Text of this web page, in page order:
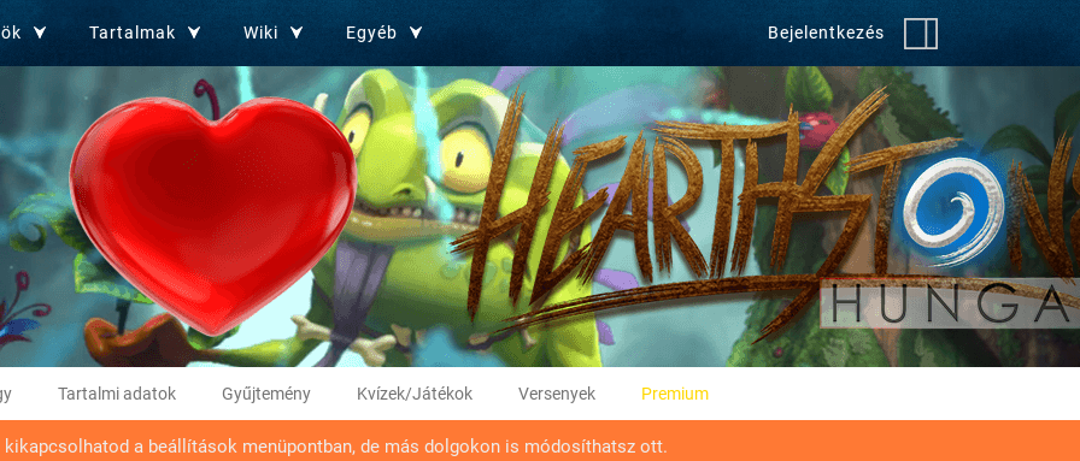
Tartalmak Wiki Egyéb Bejelentkezés
Tartalmi adatok Gyűjtemény Kvízek/Játékok Versenyek Premium
a beállítások menüpontban, de más dolgokon is módosíthatsz ott.